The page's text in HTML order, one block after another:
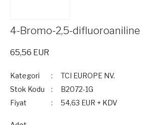
4-Bromo-2,5-difluoroaniline
65,56 EUR
Kategori
TCI EUROPE NV.
Stok Kodu
B2072-1G
Fiyat
54,63 EUR + KDV